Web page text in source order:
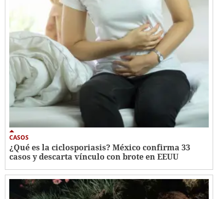
CASOS
¿Qué es la ciclosporiasis? México confirma 33
casos y descarta vínculo con brote en EEUU